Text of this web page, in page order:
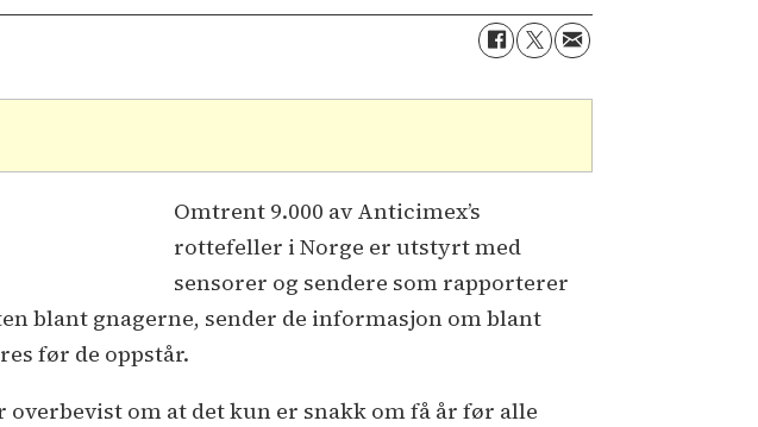
Omtrent 9.000 av Anticimex’s
rottefeller i Norge er utstyrt med
sensorer og sendere som rapporterer
blant gnagerne, sender de informasjon om blant
før de oppstår.
om at det kun er snakk om få år før alle